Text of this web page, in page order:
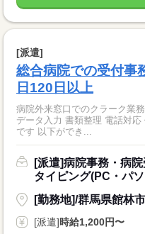
[派遣]
総合病院での受付
日120日以上
病院外来窓口でのクラーク業
データ入力 書類整理 電話対
です 以下ができ...
[派遣]病院事務・病
タイピング(PC・パ
[勤務地]/群馬県館林
[派遣]時給1,200円〜